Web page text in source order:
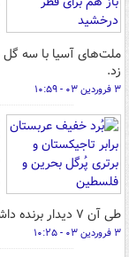
زد.
۳ فروردین ۰۳ - ۱۰:۵۹
طی آن ۷ دیدار برنده داشت و یک بازی هم با تساوی خاتمه یافت.
۳ فروردین ۰۳ - ۱۰:۲۵